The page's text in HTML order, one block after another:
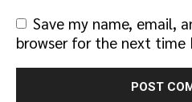
Save my name, email,
browser for the next time